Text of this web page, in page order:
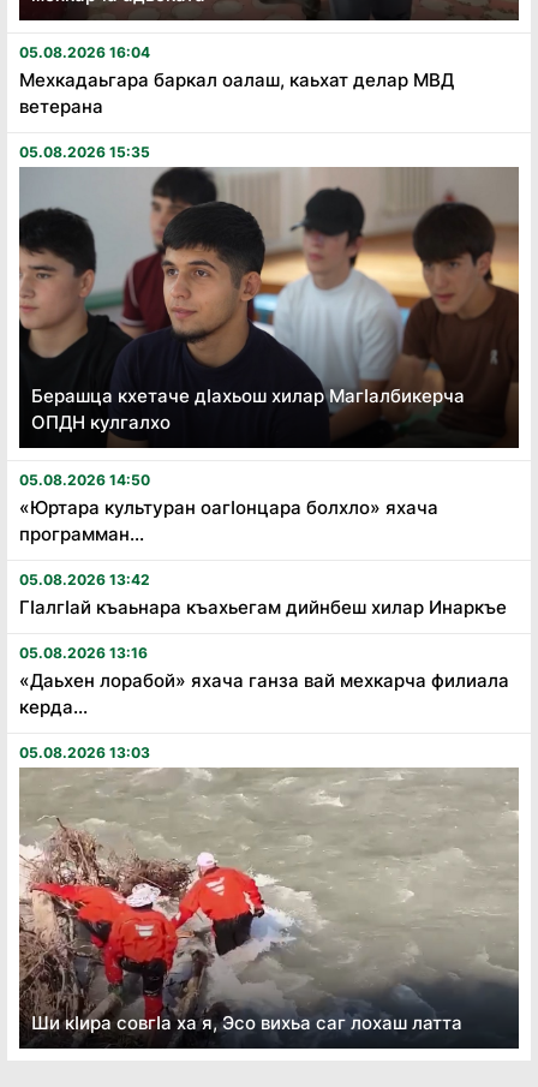
05.08.2026 16:04
Мехкадаьгара баркал оалаш, каьхат делар МВД
ветерана
05.08.2026 15:35
Берашца кхетаче дӏахьош хилар Магӏалбикерча
ОПДН кулгалхо
05.08.2026 14:50
«Юртара культуран оагӏонцара болхло» яхача
программан...
05.08.2026 13:42
Гӏалгӏай къаьнара къахьегам дийнбеш хилар Инаркъе
05.08.2026 13:16
«Даьхен лорабой» яхача ганза вай мехкарча филиала
керда...
05.08.2026 13:03
Ши кӏира совгӏа ха я, Эсо вихьа саг лохаш латта